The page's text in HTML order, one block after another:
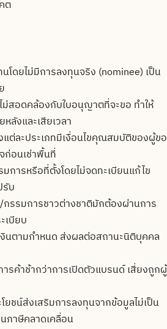
ต
โดยไม่มีการลงทุนจริง (nominee) เป็น
สอดคล้องกับใบอนุญาตที่จะขอ ทำให้
ลังและเสียเวลา
ต่ละประเภทมีเงื่อนไขคุณสมบัติของผู้ขอ
ก่อนเช่าพื้นที่
การหรือที่ตั้งโดยไม่จดทะเบียนแก้ไข
รับ
รรมการชาวต่างชาติมักต้องผ่านการ
เบียบ
งินตามกำหนด ส่งผลต่อสถานะนิติบุคคล
รค้าช้ากว่าการเปิดตัวแบรนด์ เสี่ยงถูกผู้
ยชน์ส่งเสริมการลงทุนจากข้อมูลไม่เป็น
ภาษีคลาดเคลื่อน